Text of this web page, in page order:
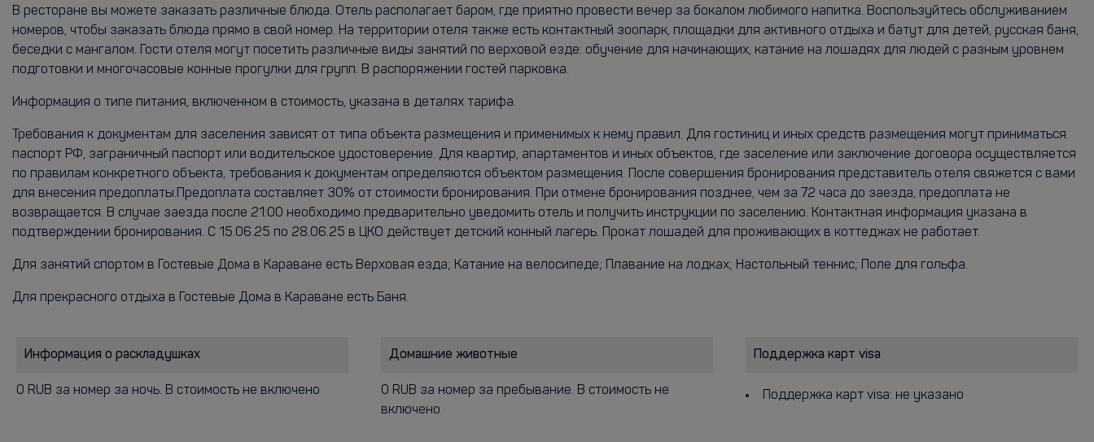
В ресторане вы можете заказать различные блюда. Отель располагает баром, где приятно провести вечер за бокалом любимого напитка. Воспользуйтесь обслуживанием
номеров, чтобы заказать блюда прямо в свой номер. На территории отеля также есть контактный зоопарк, площадки для активного отдыха и батут для детей, русская баня,
беседки с мангалом. Гости отеля могут посетить различные виды занятий по верховой езде: обучение для начинающих, катание на лошадях для людей с разным уровнем
подготовки и многочасовые конные прогулки для групп. В распоряжении гостей парковка.
Информация о типе питания, включенном в стоимость, указана в деталях тарифа.
Требования к документам для заселения зависят от типа объекта размещения и применимых к нему правил. Для гостиниц и иных средств размещения могут приниматься
паспорт РФ, заграничный паспорт или водительское удостоверение. Для квартир, апартаментов и иных объектов, где заселение или заключение договора осуществляется
по правилам конкретного объекта, требования к документам определяются объектом размещения. После совершения бронирования представитель отеля свяжется с вами
для внесения предоплаты.Предоплата составляет 30% от стоимости бронирования. При отмене бронирования позднее, чем за 72 часа до заезда, предоплата не
возвращается. В случае заезда после 21:00 необходимо предварительно уведомить отель и получить инструкции по заселению. Контактная информация указана в
подтверждении бронирования. С 15.06.25 по 28.06.25 в ЦКО действует детский конный лагерь. Прокат лошадей для проживающих в коттеджах не работает.
Для занятий спортом в Гостевые Дома в Караване есть Верховая езда; Катание на велосипеде; Плавание на лодках; Настольный теннис; Поле для гольфа.
Для прекрасного отдыха в Гостевые Дома в Караване есть Баня.
Информация о раскладушках
0 RUB за номер за ночь. В стоимость не включено
Домашние животные
0 RUB за номер за пребывание. В стоимость не
включено
Поддержка карт visa
Поддержка карт visa: не указано